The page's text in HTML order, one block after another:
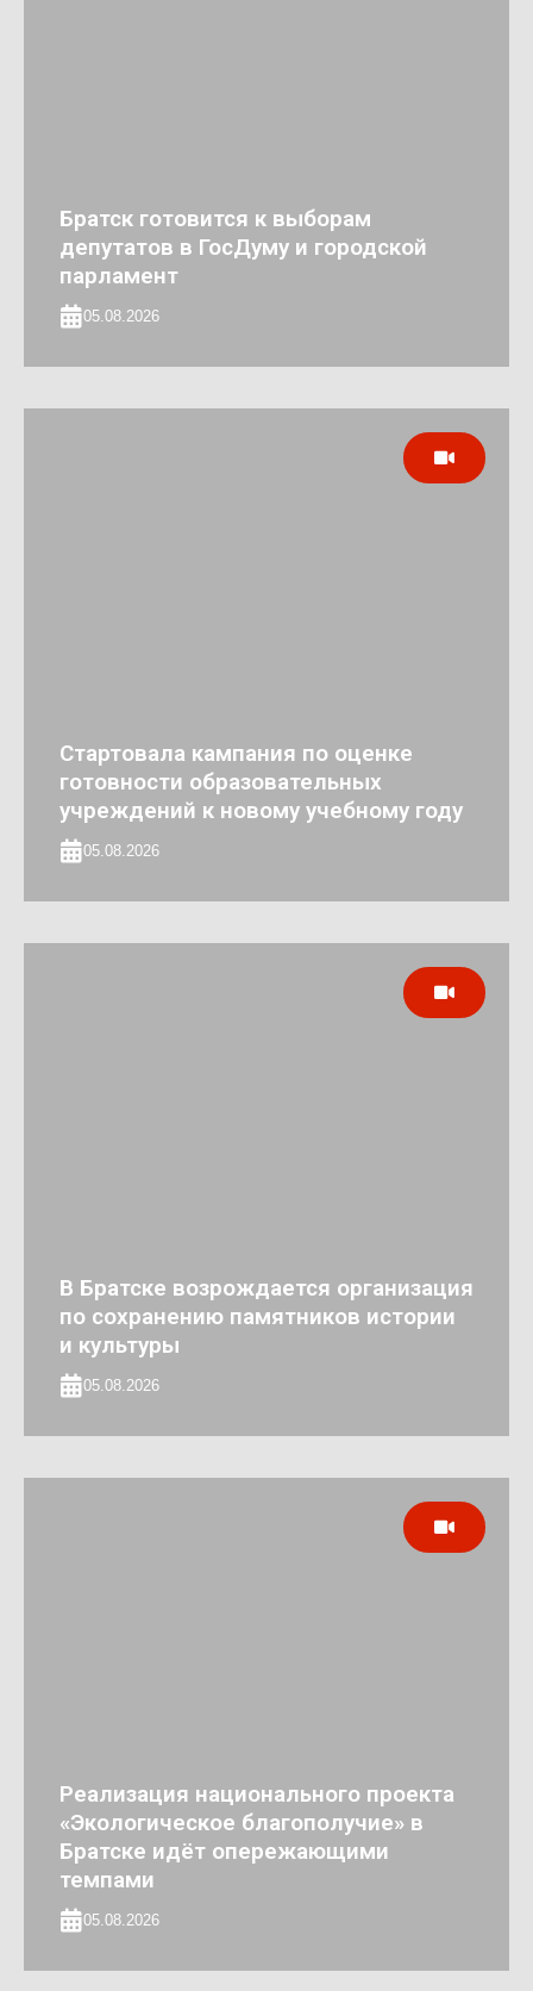
Братск готовится к выборам
депутатов в ГосДуму и городской
парламент
05.08.2026
Стартовала кампания по оценке
готовности образовательных
учреждений к новому учебному году
05.08.2026
В Братске возрождается организация
по сохранению памятников истории
и культуры
05.08.2026
Реализация национального проекта
«Экологическое благополучие» в
Братске идёт опережающими
темпами
05.08.2026